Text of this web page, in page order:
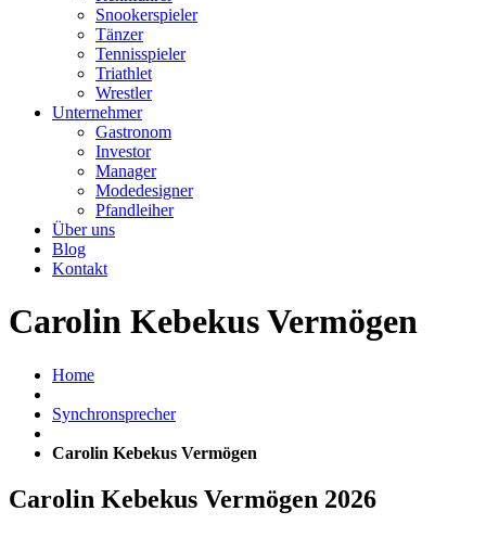
Snookerspieler
Tänzer
Tennisspieler
Triathlet
Wrestler
Unternehmer
Gastronom
Investor
Manager
Modedesigner
Pfandleiher
Über uns
Blog
Kontakt
Carolin Kebekus Vermögen
Home
Synchronsprecher
Carolin Kebekus Vermögen
Carolin Kebekus Vermögen 2026